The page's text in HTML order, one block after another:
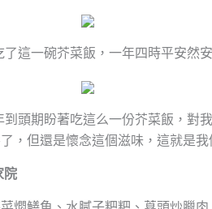
這一碗芥菜飯，一年四時平安然
頭期盼著吃這么一份芥菜飯，對
，但還是懷念這個滋味，這就是我
院